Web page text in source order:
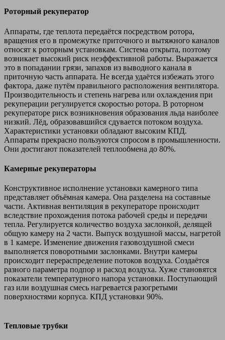
Роторный рекуператор
Аппараты, где теплота передаётся посредством ротора,
вращения его в промежутке приточного и вытяжного каналов
относят к роторным установкам. Система открыта, поэтому
возникает высокий риск неэффективной работы. Выражается
это в попадании грязи, запахов из выводного канала в
приточную часть аппарата. Не всегда удаётся избежать этого
фактора, даже путём правильного расположения вентилятора.
Производительность и степень нагрева или охлаждения при
рекуперации регулируется скоростью ротора. В роторном
рекуператоре риск возникновения образования льда наиболее
низкий. Лёд, образовавшийся сдувается потоком воздуха.
Характеристики установки обладают высоким КПД.
Аппараты прекрасно пользуются спросом в промышленности.
Они достигают показателей теплообмена до 80%.
Камерные рекуператоры
Конструктивное исполнение установки камерного типа
представляет объёмная камера. Она разделена на составные
части. Активная вентиляция в рекуператоре происходит
вследствие прохождения потока рабочей среды и передачи
тепла. Регулируется количество воздуха заслонкой, делящей
общую камеру на 2 части. Выпуск воздушной массы, нагретой
в 1 камере. Изменение движения газовоздушной смеси
выполняется поворотными заслонками. Внутри камеры
происходит перераспределение потоков воздуха. Создаётся
разного параметра подпор и расход воздуха. Хуже становятся
показатели температурного напора установки. Поступающий
газ или воздушная смесь нагревается разогретыми
поверхностями корпуса. КПД установки 90%.
Тепловые трубки